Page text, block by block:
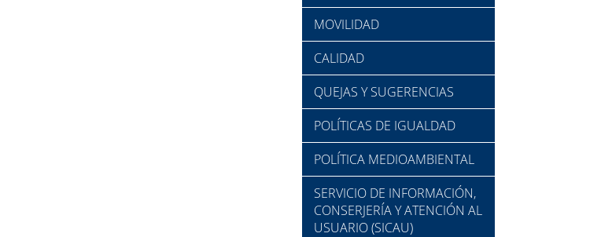
MOVILIDAD
CALIDAD
QUEJAS Y SUGERENCIAS
POLÍTICAS DE IGUALDAD
POLÍTICA MEDIOAMBIENTAL
SERVICIO DE INFORMACIÓN,
CONSERJERÍA Y ATENCIÓN AL
USUARIO (SICAU)